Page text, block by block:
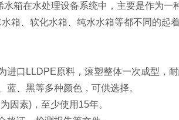
水箱在水处理设备系统中，主要是作为
箱、软化水箱、纯水水箱等都不同的起
进口LLDPE原料，滚塑整体一次成型，
蓝、黑等多种颜色，可供选择。
因素)，至少使用15年。